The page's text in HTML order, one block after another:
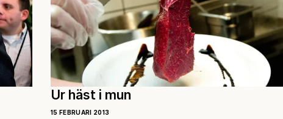
Ur häst i mun
15 FEBRUARI 2013